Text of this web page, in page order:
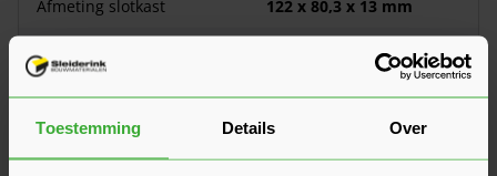
Toestemming Details Over
Afmeting slotkast
122 x 80,3 x 13 mm
174 x 20 x 3 mm
draaien!